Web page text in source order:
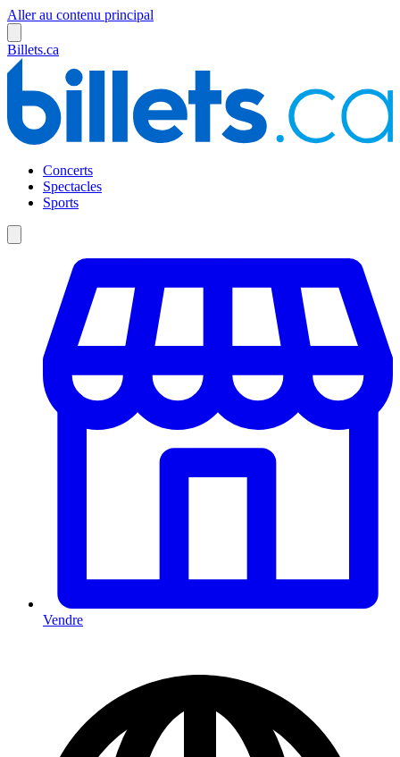
Aller au contenu principal
Billets.ca
Concerts
Spectacles
Sports
Vendre